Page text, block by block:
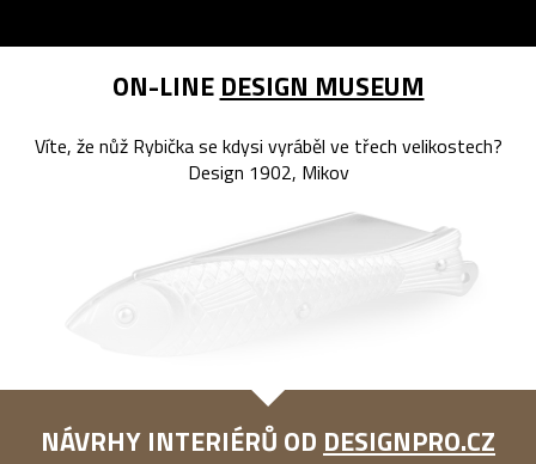
ON-LINE DESIGN MUSEUM
Víte, že nůž Rybička se kdysi vyráběl ve třech velikostech?
Design 1902, Mikov
NÁVRHY INTERIÉRŮ OD DESIGNPRO.CZ